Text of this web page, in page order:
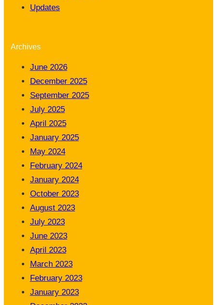
Updates
Archives
June 2026
December 2025
September 2025
July 2025
April 2025
January 2025
May 2024
February 2024
January 2024
October 2023
August 2023
July 2023
June 2023
April 2023
March 2023
February 2023
January 2023